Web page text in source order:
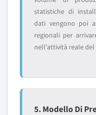
statistiche di
dati vengono poi
regionali per
nell'attività reale
5. Modello Di